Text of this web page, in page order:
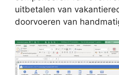
uitbetalen van
doorvoeren van